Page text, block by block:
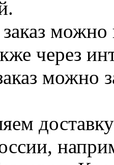
можно
через
можно